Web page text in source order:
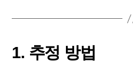
1. 추정 방법